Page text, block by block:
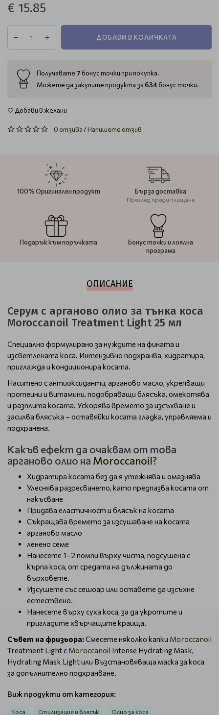
€ 15.85
ДОБАВИ В КОЛИЧКАТА
Получавате 7 бонус точки при покупка.
Можете да закупите продукта за 634бонус точки.
Добави в желани
0 отзива/Напишете отзив
100% Оригинален продукт Бърза доставка
Преглед преди плащане
Подарък към поръчката
Бонус точки и лоялна
програма
ОПИСАНИЕ
Серум с арганово олио за тънка коса
Moroccanoil Treatment Light 25 мл
Специално формулирано за нуждите на фината и
изсветлената коса. Интензивно подхранва, хидратира,
приглажда и кондиционира косата.
Наситено с антиоксиданти, арганово масло, укрепващи
протеини и витамини, подобряващи блясъка, омекотява
и разплита косата. Ускорява времето за изсъхване и
засилва блясъка – оставяйки косата гладка, управляема и
подхранена.
Какъв ефект да очаквам от това
арганово олио на Moroccanoil?
Хидратира косата без да я утежнява и омазнява
Улеснява разресването, като предпазва косата от
накъсване
Придава еластичност и блясък на косата
Съкращава времето за изсушаване на косата
арганово масло
ленено семе
Нанесете 1–2 помпи върху чиста, подсушена с
кърпа коса, от средата на дължината до
върховете.
Изсушете със сешоар или оставете да изсъхне
естествено.
Нанесете върху суха коса, за да укротите и
пригладите хвърчащите краища.
Съвет на фризьора:Смесете няколко капки Moroccanoil
Treatment Light с Moroccanoil Intense Hydrating Mask,
Hydrating Mask Light или Възстановяваща маска за коса
за допълнително подхранване.
Виж продукти от категория:
Коса Стилизация и блясък Олио за коса